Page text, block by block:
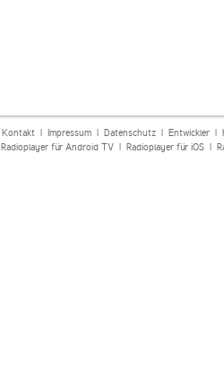
Kontakt| Impressum| Datenschutz| Entwickler|
Radioplayer für Android TV| Radioplayer für iOS|